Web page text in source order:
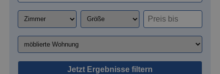
Jetzt Ergebnisse filtern